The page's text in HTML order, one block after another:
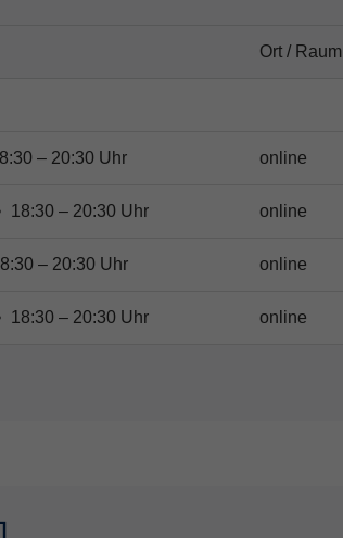
Ort / Raum
– 20:30 Uhr online
18:30 – 20:30 Uhr online
– 20:30 Uhr online
18:30 – 20:30 Uhr online